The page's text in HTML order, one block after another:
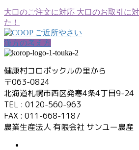
大口のご注文に対応 大口のお取引に
た！
漢方の考え方
健康村コロポックルの里から
〒063-0824
北海道札幌市西区発寒4条4丁目9-24
TEL : 0120-560-963
FAX : 011-668-1187
農業生産法人 有限会社 サンユー農産